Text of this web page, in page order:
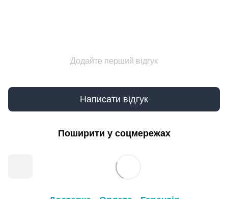
Додайте перший відгук
Написати відгук
Поширити у соцмережах